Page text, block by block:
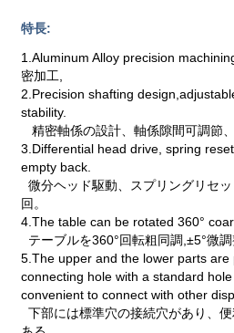
特長:
1.Aluminum Alloy precision
密加工,
2.Precision shafting
stability.
精密軸係の設計、軸係隙間可調節
3.Differential head drive, spring
empty back.
微分ヘッド駆動、スプリングリセ
回。
4.The table can be rotated 360°
テーブルを360°回転粗同調,±5°微調
5.The upper and the lower parts are
connecting hole with a standard
convenient to connect with other
下部には標準穴の接続穴があり、